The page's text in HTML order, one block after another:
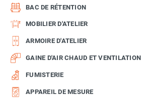
BAC DE RÉTENTION
MOBILIER D'ATELIER
ARMOIRE D'ATELIER
GAINE D'AIR CHAUD ET VENTILATION
FUMISTERIE
APPAREIL DE MESURE